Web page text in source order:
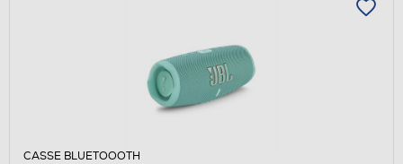
CASSE BLUETOOOTH